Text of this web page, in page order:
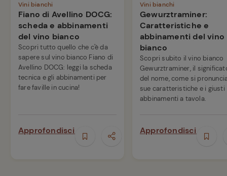
Vini bianchi
Fiano di Avellino DOCG:
scheda e abbinamenti
del vino bianco
Scopri tutto quello che c'è da
sapere sul vino bianco Fiano di
Avellino DOCG: leggi la scheda
tecnica e gli abbinamenti per
fare faville in cucina!
Approfondisci
Vini bianchi
Gewurztraminer:
Caratteristiche e
abbinamenti del vino
bianco
Scopri subito il vino bianco
Gewurztraminer, il
del nome, come si
sue caratteristiche e i giusti
abbinamenti a tavola.
Approfondisci